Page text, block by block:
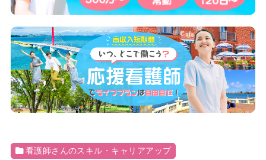
看護師さんのスキル・キャリアアップ